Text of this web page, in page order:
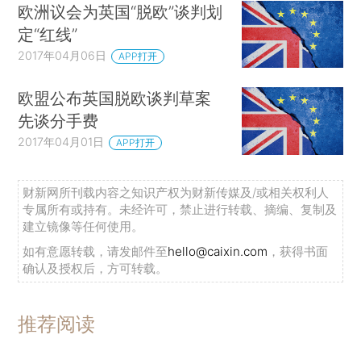
欧洲议会为英国“脱欧”谈判划
定“红线”
2017年04月06日 APP打开
欧盟公布英国脱欧谈判草案
先谈分手费
2017年04月01日 APP打开
财新网所刊载内容之知识产权为财新传媒及/或相关权利人
专属所有或持有。未经许可，禁止进行转载、摘编、复制及
建立镜像等任何使用。
如有意愿转载，请发邮件至hello@caixin.com ，获得书面
确认及授权后，方可转载。
推荐阅读